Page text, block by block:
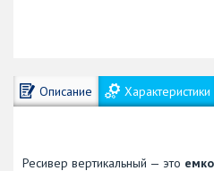
Описание Характеристики
Ресивер вертикальный — это